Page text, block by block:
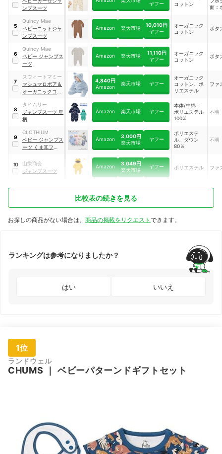
ンプスーツ
ヤフー
コットン
面：
5
Quincy Mae
ベビーニットジャ
ンプスーツ
Amazon 楽天市場
10,010円
ヤフー
オーガニック
コットン
ボタ
6
Quincy Mae
ベビー ジャンプス
ーツ
Amazon 楽天市場
11,110円
ヤフー
オーガニック
コットン
ボタ
7
スウィートマミー
マシュマロボア＆
オーガニックコッ
ツ ｜ sb0343
4,840円
Amazon
楽天市場 ヤフー
オーガニック
コットン、ポ
リエステル
ファ
8
タイムリー
ジャンプスーツ 星
柄
Amazon 楽天市場 ヤフー
本体/中綿：
ポリエステル
100%
不明
9
CLOTHIUM
ベビー ジャンプス
ーツ くま耳フード
Amazon
3,000円
楽天市場
ヤフー
ポリエステ
ル、ダウン
80％
不明
10
山栄商会
ジャンプスーツ
Amazon
3,049円
楽天市場
ヤフー ポリエステル ファ
比較表の続きを見る
お探しの商品がない場合は、 商品の掲載をリクエスト できます。
ランキングは参考になりましたか？
はい いいえ
1位
ランドウェル
CHUMS ベビーパターンドギフトセット